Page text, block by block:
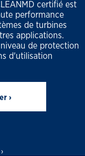
certifié est
performance
de turbines
applications.
de protection
d'utilisation
›